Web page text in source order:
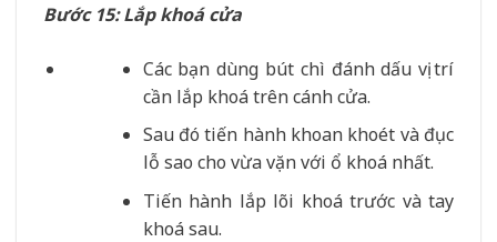
Bước 15: Lắp khoá cửa
Các bạn dùng bút chì đánh dấu vị trí
cần lắp khoá trên cánh cửa.
Sau đó tiến hành khoan khoét và đục
lỗ sao cho vừa vặn với ổ khoá nhất.
Tiến hành lắp lõi khoá trước và tay
khoá sau.